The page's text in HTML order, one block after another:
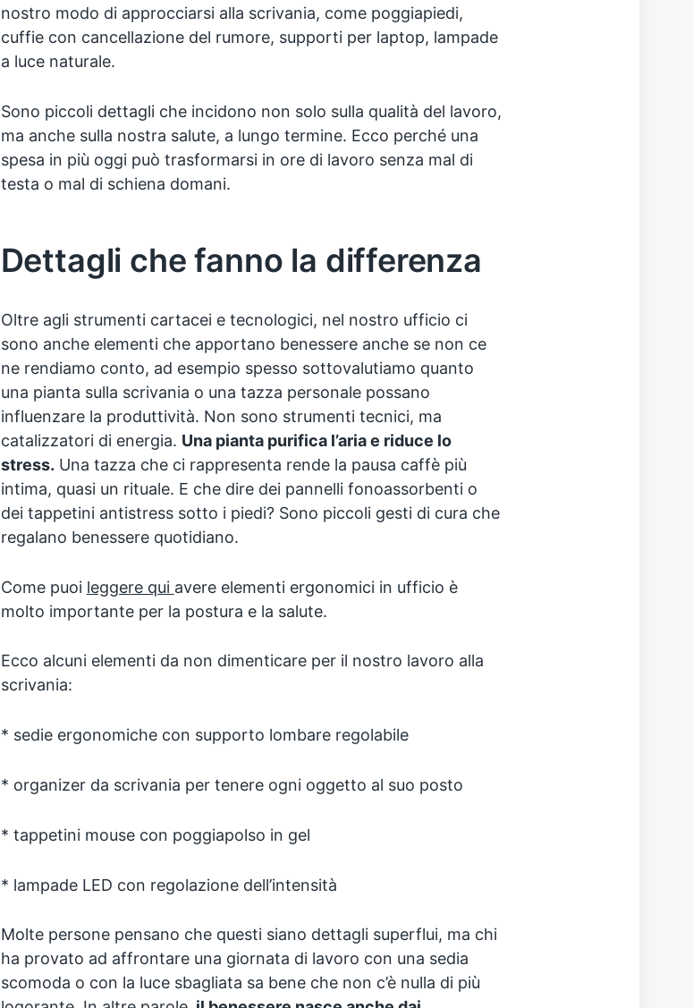
nostro modo di approcciarsi alla scrivania, come poggiapiedi,
cuffie con cancellazione del rumore, supporti per laptop, lampade
a luce naturale.
Sono piccoli dettagli che incidono non solo sulla qualità del lavoro,
ma anche sulla nostra salute, a lungo termine. Ecco perché una
spesa in più oggi può trasformarsi in ore di lavoro senza mal di
testa o mal di schiena domani.
Dettagli che fanno la differenza
Oltre agli strumenti cartacei e tecnologici, nel nostro ufficio ci
sono anche elementi che apportano benessere anche se non ce
ne rendiamo conto, ad esempio spesso sottovalutiamo quanto
una pianta sulla scrivania o una tazza personale possano
influenzare la produttività. Non sono strumenti tecnici, ma
catalizzatori di energia. Una pianta purifica l’aria e riduce lo
stress. Una tazza che ci rappresenta rende la pausa caffè più
intima, quasi un rituale. E che dire dei pannelli fonoassorbenti o
dei tappetini antistress sotto i piedi? Sono piccoli gesti di cura che
regalano benessere quotidiano.
Come puoi leggere qui avere elementi ergonomici in ufficio è
molto importante per la postura e la salute.
Ecco alcuni elementi da non dimenticare per il nostro lavoro alla
scrivania:
* sedie ergonomiche con supporto lombare regolabile
* organizer da scrivania per tenere ogni oggetto al suo posto
* tappetini mouse con poggiapolso in gel
* lampade LED con regolazione dell’intensità
Molte persone pensano che questi siano dettagli superflui, ma chi
ha provato ad affrontare una giornata di lavoro con una sedia
scomoda o con la luce sbagliata sa bene che non c’è nulla di più